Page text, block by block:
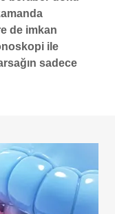
de imkan
ile
sadece